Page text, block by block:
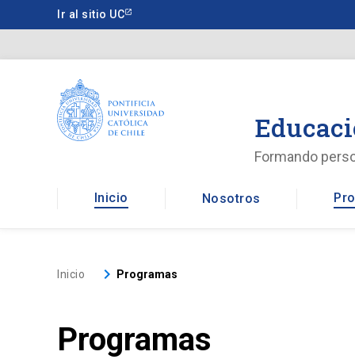
a
Ir al sitio UC
Formando
Inicio Nosotros
Inicio keyboard_arrow_right Programas
Programas